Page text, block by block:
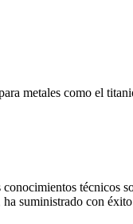
metales como el
conocimientos técnicos
suministrado con